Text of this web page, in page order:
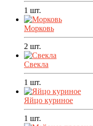
1 шт.
Морковь
2 шт.
Свекла
1 шт.
Яйцо куриное
1 шт.